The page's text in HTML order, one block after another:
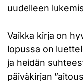
uudelleen
Vaikka kirja on
lopussa on
ja heidän
päiväkirjan